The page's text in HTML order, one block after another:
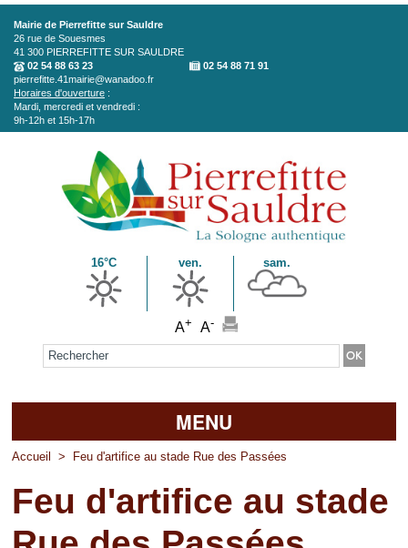
Aller au contenu principal
Mairie de Pierrefitte sur Sauldre
26 rue de Souesmes
41 300 PIERREFITTE SUR SAULDRE
02 54 88 63 23
02 54 88 71 91
pierrefitte.41mairie@wanadoo.fr
Horaires d'ouverture :
Mardi, mercredi et vendredi :
9h-12h et 15h-17h
16°C ven. sam.
A+ A-
Formulaire de recherche
MENU
Accueil
La mairie
Découvrir Pierrefitte
Accueil > Feu d'artifice au stade Rue des Passées
Feu d'artifice au stade